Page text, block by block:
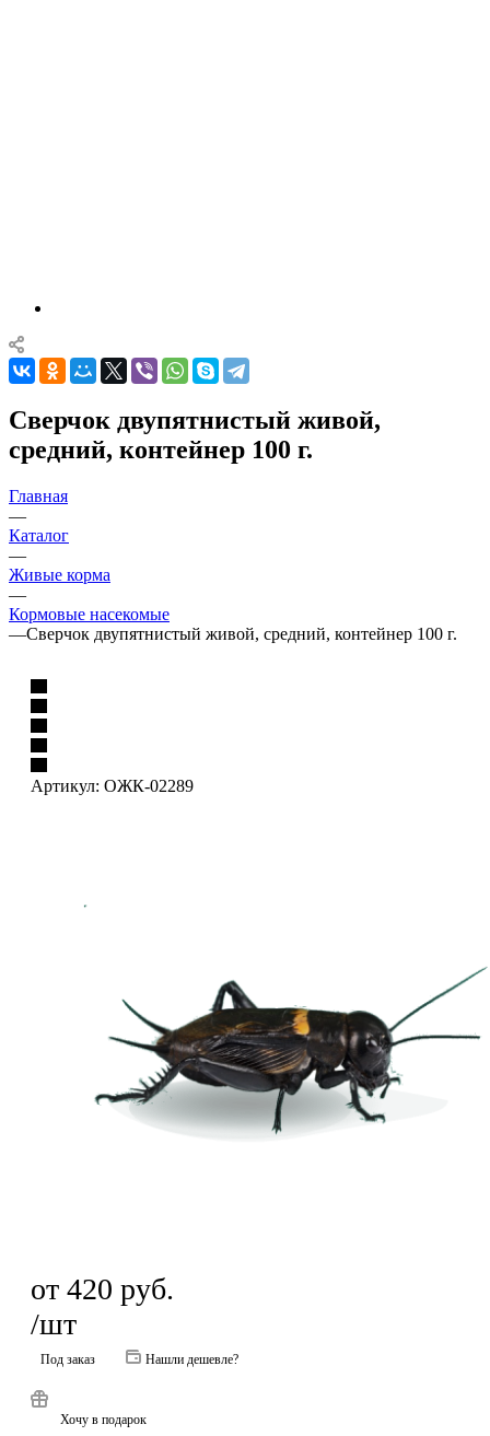
Сверчок двупятнистый живой,
средний, контейнер 100 г.
Главная
—
Каталог
—
Живые корма
—
Кормовые насекомые
—Сверчок двупятнистый живой, средний, контейнер 100 г.
Артикул: ОЖК-02289
от 420 руб.
/шт
Под заказ Нашли дешевле?
Хочу в подарок